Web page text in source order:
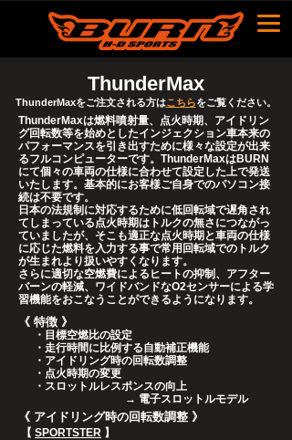
ThunderMax
ThunderMaxをご注文される方はこちらをご覧ください。
ThunderMaxは燃料噴射量、点火時期、アイドリン
グ回転数等を始めとしたインジェクション車本来の
パフォーマンスを引き出すために様々な設定が出来
るフルコンピューターです。ThunderMaxはBURN
にて個々の車両の仕様に合わせて設定した上で発送
いたします。基本的にお客様ご自身でのパソコン接
続は不要です。
日本の法規制に対応するために低回転域で遅角され
てしまっている点火時期はトルクの無さにつながっ
ていましたが、そこも適正な点火時期と車両の仕様
に応じた燃料を入力する事で常用回転域でのトルク
が生まれより扱いやすくなります。
さらに適切な空燃費によるヒートの抑制、アフター
バーンの軽減、ワイドバンドなO2センサーによる学
習機能をおこなうことができるようになります。
《 特徴 》
・目標空燃比の設定
・走行時間に比例する自動補正機能
・アイドリング時の回転数調整
・点火時期の変更
・スロットルレスポンスの向上
→ 電子スロットルモデル
《 アイドリング時の回転数調整 》
【 SPORTSTER 】